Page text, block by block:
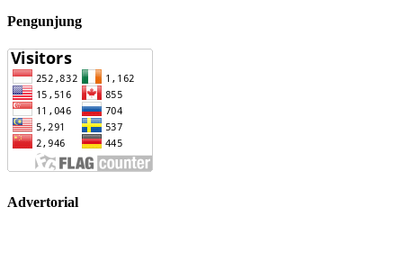
Pengunjung
Advertorial